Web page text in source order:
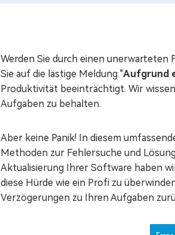
Werden Sie durch einen unerwarteten
Sie auf die lästige Meldung "Aufgrund
Produktivität beeinträchtigt. Wir
Aufgaben zu behalten.
Aber keine Panik! In diesem
Methoden zur Fehlersuche und
Aktualisierung Ihrer Software haben
diese Hürde wie ein Profi zu
Verzögerungen zu Ihren Aufgaben